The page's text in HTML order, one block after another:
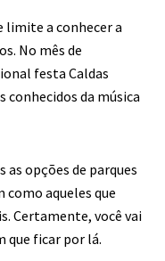
limite a conhecer a
No mês de
festa Caldas
conhecidos da música
as opções de parques
como aqueles que
Certamente, você vai
que ficar por lá.